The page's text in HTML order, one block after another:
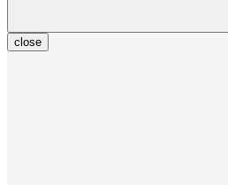
close